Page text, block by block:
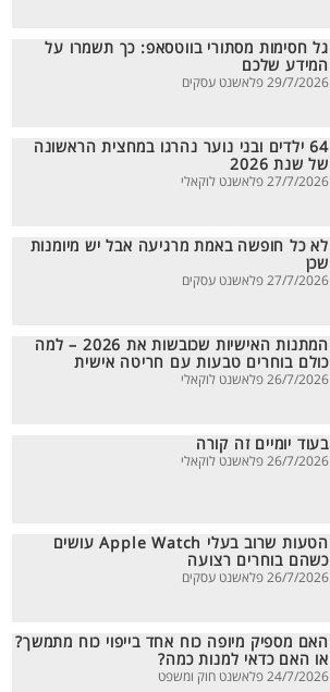
גל חסימות מסתורי בווטסאפ: כך תשמרו על
המידע שלכם
29/7/2026 פלאשנט עסקים
64 ילדים ובני נוער נהרגו במחצית הראשונה
של שנת 2026
27/7/2026 פלאשנט לוקאלי
לא כל חופשה באמת מרגיעה אבל יש מיומנות
שכן
27/7/2026 פלאשנט עסקים
המתנות האישיות שכובשות את 2026 – למה
כולם בוחרים טבעות עם חריטה אישית
26/7/2026 פלאשנט לוקאלי
בעוד יומיים זה קורה
26/7/2026 פלאשנט לוקאלי
הטעות שרוב בעלי Apple Watch עושים
כשהם בוחרים רצועה
26/7/2026 פלאשנט עסקים
האם מספיק מיופה כוח אחד בייפוי כוח מתמשך?
או האם כדאי למנות כמה?
24/7/2026 פלאשנט חוק ומשפט